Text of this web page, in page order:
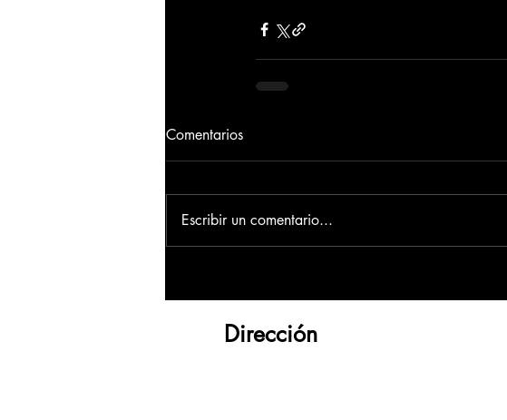
Comentarios
Escribir un comentario...
Dirección